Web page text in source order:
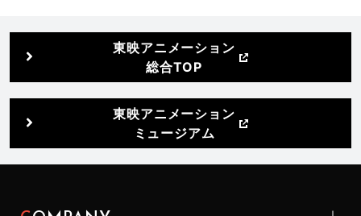
東映アニメーション
総合TOP
東映アニメーション
ミュージアム